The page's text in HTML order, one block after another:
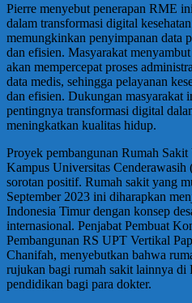
Pierre menyebut penerapan RME
dalam transformasi digital
memungkinkan penyimpanan data
dan efisien. Masyarakat
akan mempercepat proses
data medis, sehingga pelayanan
dan efisien. Dukungan masyarakat
pentingnya transformasi digital
meningkatkan kualitas hidup.
Proyek pembangunan Rumah
Kampus Universitas Cenderawasih
sorotan positif. Rumah sakit yang
September 2023 ini diharapkan
Indonesia Timur dengan konsep
internasional. Penjabat Pembuat
Pembangunan RS UPT Vertikal
Chanifah, menyebutkan bahwa
rujukan bagi rumah sakit lainnya di
pendidikan bagi para dokter.